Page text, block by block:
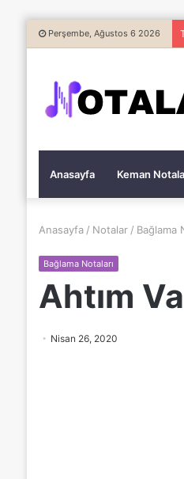
Perşembe, Ağustos 6 2026
Anasayfa Keman
Anasayfa / Notalar / Bağlama
Bağlama Notaları
Ahtım
Nisan 26, 2020